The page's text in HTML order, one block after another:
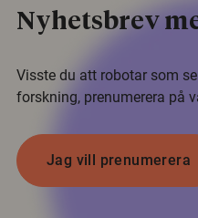
Nyhetsbrev
Visste du att robotar som
forskning, prenumerera på
Jag vill prenumerera